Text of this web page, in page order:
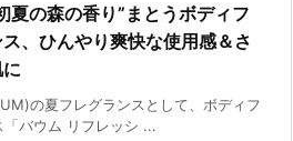
夏の森の香り”まとうボディフ
、ひんやり爽快な使用感＆さ
の夏フレグランスとして、ボディフ
「バウム リフレッシ ...